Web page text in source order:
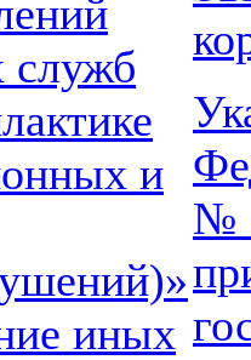
служб
и
иных
№